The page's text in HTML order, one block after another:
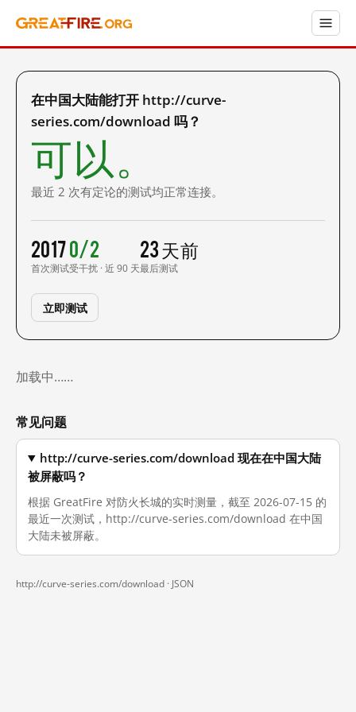
在中国大陆能打开 http://curve-
series.com/download 吗？
可以。
最近 2 次有定论的测试均正常连接。
2017
首次测试
0/2
受干扰 · 近 90 天
23 天前
最后测试
立即测试
加载中……
常见问题
http://curve-series.com/download 现在在中国大陆
被屏蔽吗？
根据 GreatFire 对防火长城的实时测量，截至 2026-07-15 的
最近一次测试，http://curve-series.com/download 在中国
大陆未被屏蔽。
http://curve-series.com/download · JSON